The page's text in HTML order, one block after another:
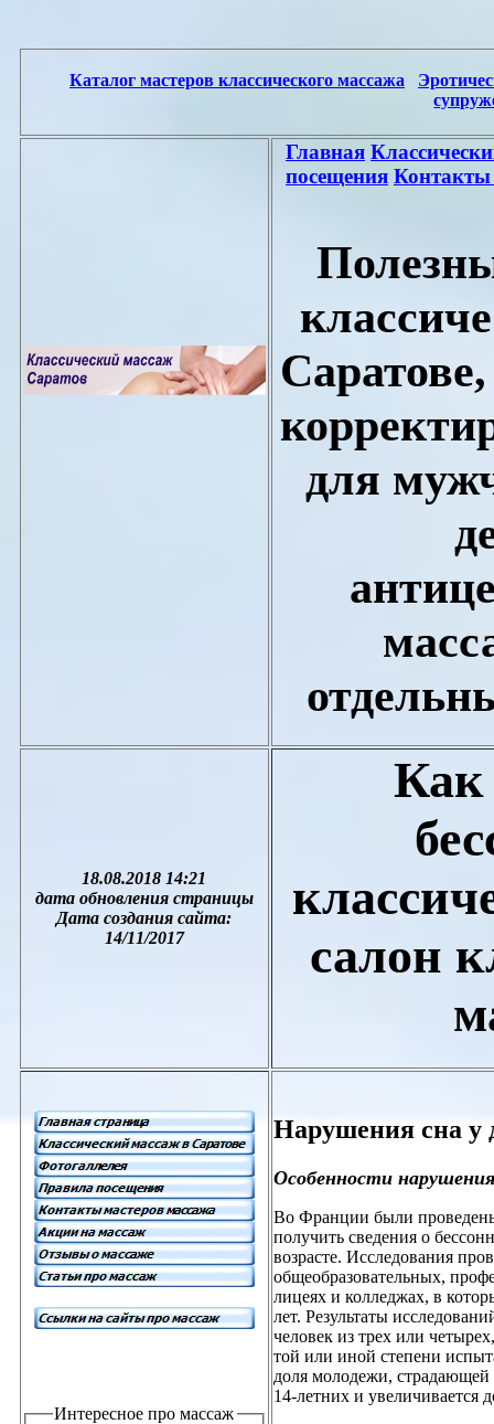
Каталог мастеров классического массажа
Главная
посещения Контакты
для
18.08.2018 14:21
дата обновления страницы
Дата создания сайта:
14/11/2017
Как
салон
Интересное про массаж
Нарушения сна у
Особенности
Во Франции были
получить сведения о
возрасте. Исследования
общеобразовательных,
лицеях и колледжах, в
лет. Результаты
человек из трех или
той или иной степени
доля молодежи, страдающей
14-летних и увеличивается